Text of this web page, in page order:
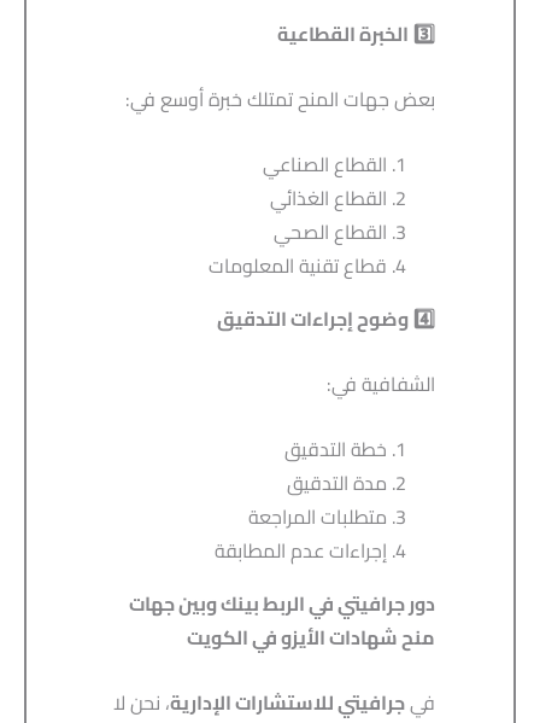
3️ الخبرة القطاعية
بعض جهات المنح تمتلك خبرة أوسع في:
القطاع الصناعي
القطاع الغذائي
القطاع الصحي
قطاع تقنية المعلومات
4️وضوح إجراءات التدقيق
الشفافية في:
خطة التدقيق
مدة التدقيق
متطلبات المراجعة
إجراءات عدم المطابقة
دور جرافيتي في الربط بينك وبين جهات
منح شهادات الأيزو في الكويت
فيجرافيتي للاستشارات الإدارية، نحن لا